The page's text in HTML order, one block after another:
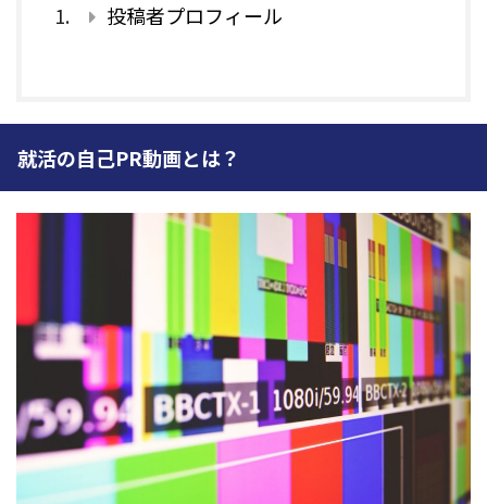
投稿者プロフィール
就活の自己PR動画とは？